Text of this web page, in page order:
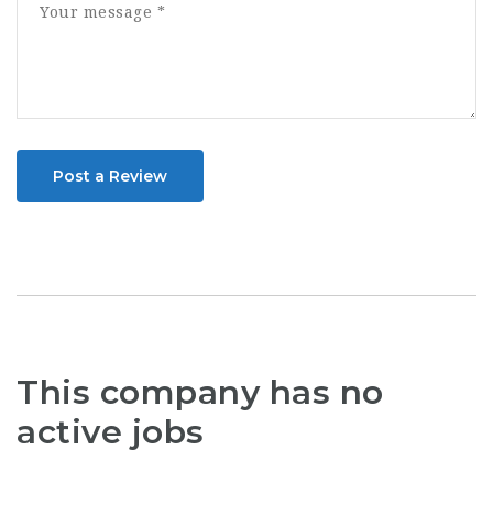
Post a Review
This company has no
active jobs